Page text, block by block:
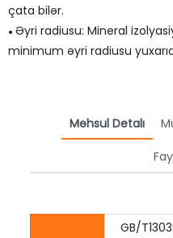
çata bilər.
● Əyri radiusu: Mineral
minimum əyri radiusu
Məhsul Detalı
GB/